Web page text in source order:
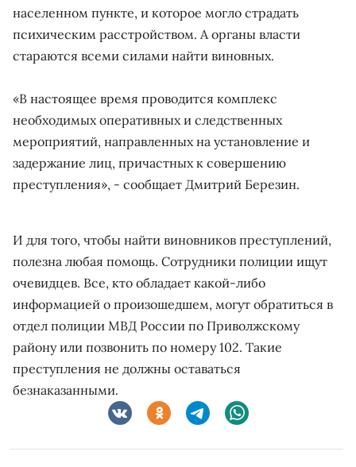
населенном пункте, и которое могло страдать
психическим расстройством. А органы власти
стараются всеми силами найти виновных.
«В настоящее время проводится комплекс
необходимых оперативных и следственных
мероприятий, направленных на установление и
задержание лиц, причастных к совершению
преступления», - сообщает Дмитрий Березин.
И для того, чтобы найти виновников преступлений,
полезна любая помощь. Сотрудники полиции ищут
очевидцев. Все, кто обладает какой-либо
информацией о произошедшем, могут обратиться в
отдел полиции МВД России по Приволжскому
району или позвонить по номеру 102. Такие
преступления не должны оставаться
безнаказанными.